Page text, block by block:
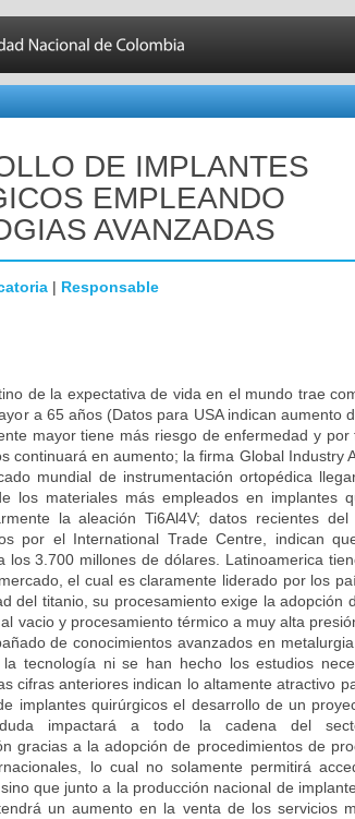
DE IMPLANTES
EMPLEANDO
AVANZADAS
| Responsable
de la expectativa de vida en el mundo trae
a 65 años (Datos para USA indican aumento
mayor tiene más riesgo de enfermedad y
continuará en aumento; la firma Global Industry
mundial de instrumentación ortopédica
los materiales más empleados en implantes
la aleación Ti6Al4V; datos recientes
por el International Trade Centre, indican
los 3.700 millones de dólares. Latinoamerica
el cual es claramente liderado por los
del titanio, su procesamiento exige la adopción
vacio y procesamiento térmico a muy alta
de conocimientos avanzados en
tecnología ni se han hecho los estudios
cifras anteriores indican lo altamente atractivo
implantes quirúrgicos el desarrollo de un
impactará a todo la cadena del
gracias a la adopción de procedimientos de
lo cual no solamente permitirá
que junto a la producción nacional de
un aumento en la venta de los servicios